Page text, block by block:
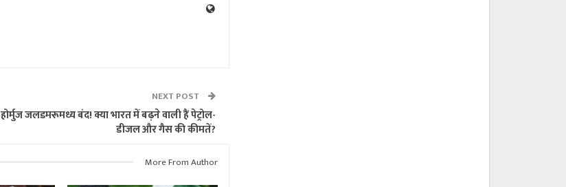
NEXT POST
होर्मुज जलडमरूमध्य बंद! क्या भारत में बढ़ने वाली हैं पेट्रोल-
डीजल और गैस की कीमतें?
More From Author